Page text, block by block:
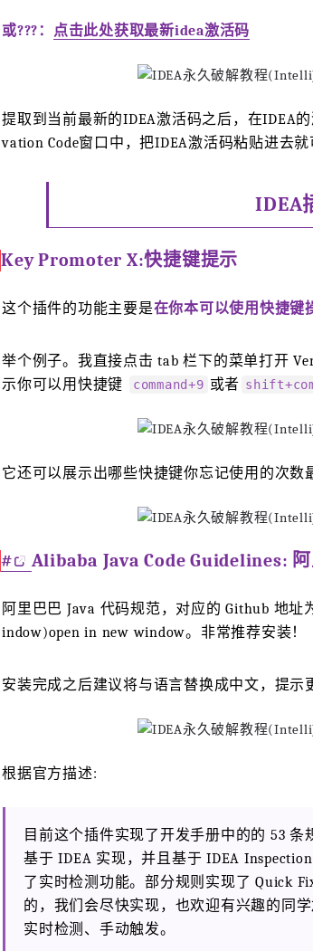
或?️?️?️： 点击此处获取最新idea激活码
提取到当前最新的IDEA激活码之后，在IDEA
vation Code窗口中，把IDEA激活码粘贴进去
IDEA
Key Promoter X:快捷键提示
这个插件的功能主要是在你本可以使用快捷键
举个例子。我直接点击 tab 栏下的菜单打开
示你可以用快捷键
command+9 或者
它还可以展示出哪些快捷键你忘记使用的次数
# Alibaba Java Code Guidelines:
阿里巴巴 Java 代码规范，对应的 Github 地
indow)open in new window。非常推荐安装！
安装完成之后建议将与语言替换成中文，提示
根据官方描述:
目前这个插件实现了开发手册中的的 53
基于 IDEA 实现，并且基于 IDEA
了实时检测功能。部分规则实现了 Quick
的，我们会尽快实现，也欢迎有兴趣的同
实时检测、手动触发。